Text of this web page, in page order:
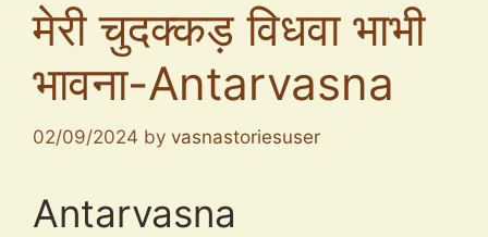
मेरी चुदक्कड़ विधवा भाभी
भावना-Antarvasna
02/09/2024 by vasnastoriesuser
Antarvasna